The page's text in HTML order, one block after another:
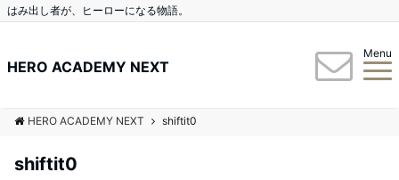
はみ出し者が、ヒーローになる物語。
HERO ACADEMY NEXT
Menu
HERO ACADEMY NEXT shiftit0
shiftit0